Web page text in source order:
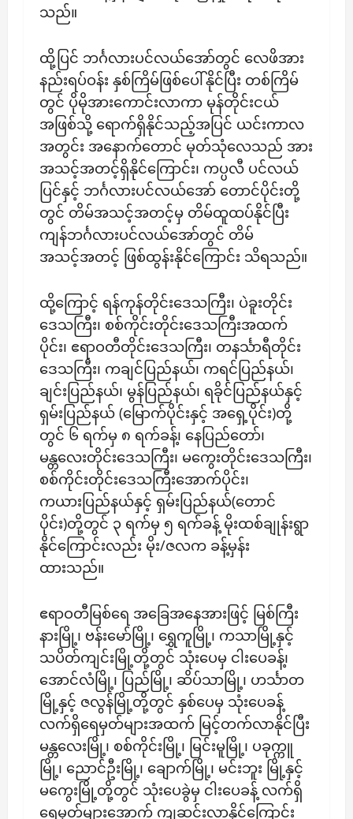
သည်။
ထို့ပြင် ဘင်္ဂလားပင်လယ်အော်တွင် လေဖိအား
နည်းရပ်ဝန်း နှစ်ကြိမ်ဖြစ်ပေါ်နိုင်ပြီး တစ်ကြိမ်
တွင် ပိုမိုအားကောင်းလာကာ မုန်တိုင်းငယ်
အဖြစ်သို့ ရောက်ရှိနိုင်သည့်အပြင် ယင်းကာလ
အတွင်း အနောက်တောင် မုတ်သုံလေသည် အား
အသင့်အတင့်ရှိနိုင်ကြောင်း၊ ကပ္ပလီ ပင်လယ်
ပြင်နှင့် ဘင်္ဂလားပင်လယ်အော် တောင်ပိုင်းတို့
တွင် တိမ်အသင့်အတင့်မှ တိမ်ထူထပ်နိုင်ပြီး
ကျန်ဘင်္ဂလားပင်လယ်အော်တွင် တိမ်
အသင့်အတင့် ဖြစ်ထွန်းနိုင်ကြောင်း သိရသည်။
ထို့ကြောင့် ရန်ကုန်တိုင်းဒေသကြီး၊ ပဲခူးတိုင်း
ဒေသကြီး၊ စစ်ကိုင်းတိုင်းဒေသကြီးအထက်
ပိုင်း၊ ဧရာဝတီတိုင်းဒေသကြီး၊ တနင်္သာရီတိုင်း
ဒေသကြီး၊ ကချင်ပြည်နယ်၊ ကရင်ပြည်နယ်၊
ချင်းပြည်နယ်၊ မွန်ပြည်နယ်၊ ရခိုင်ပြည်နယ်နှင့်
ရှမ်းပြည်နယ် (မြောက်ပိုင်းနှင့် အရှေ့ပိုင်း)တို့
တွင် ၆ ရက်မှ ၈ ရက်ခန့်၊ နေပြည်တော်၊
မန္တလေးတိုင်းဒေသကြီး၊ မကွေးတိုင်းဒေသကြီး၊
စစ်ကိုင်းတိုင်းဒေသကြီးအောက်ပိုင်း၊
ကယားပြည်နယ်နှင့် ရှမ်းပြည်နယ်(တောင်
ပိုင်း)တို့တွင် ၃ ရက်မှ ၅ ရက်ခန့် မိုးထစ်ချုန်းရွာ
နိုင်ကြောင်းလည်း မိုး/ဇလက ခန့်မှန်း
ထားသည်။
ဧရာဝတီမြစ်ရေ အခြေအနေအားဖြင့် မြစ်ကြီး
နားမြို့၊ ဗန်းမော်မြို့၊ ရွှေကူမြို့၊ ကသာမြို့နှင့်
သပိတ်ကျင်းမြို့တို့တွင် သုံးပေမှ ငါးပေခန့်၊
အောင်လံမြို့၊ ပြည်မြို့၊ ဆိပ်သာမြို့၊ ဟင်္သာတ
မြို့နှင့် ဇလွန်မြို့တို့တွင် နှစ်ပေမှ သုံးပေခန့်
လက်ရှိရေမှတ်များအထက် မြင့်တက်လာနိုင်ပြီး
မန္တလေးမြို့၊ စစ်ကိုင်းမြို့၊ မြင်းမူမြို့၊ ပခုက္ကူ
မြို့၊ ညောင်ဦးမြို့၊ ချောက်မြို့၊ မင်းဘူး မြို့နှင့်
မကွေးမြို့တို့တွင် သုံးပေခွဲမှ ငါးပေခန့် လက်ရှိ
ရေမှတ်များအောက် ကျဆင်းလာနိုင်ကြောင်း